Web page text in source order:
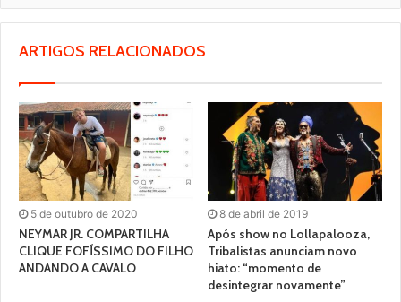
ARTIGOS RELACIONADOS
5 de outubro de 2020
NEYMAR JR. COMPARTILHA
CLIQUE FOFÍSSIMO DO FILHO
ANDANDO A CAVALO
8 de abril de 2019
Após show no Lollapalooza,
Tribalistas anunciam novo
hiato: “momento de
desintegrar novamente”